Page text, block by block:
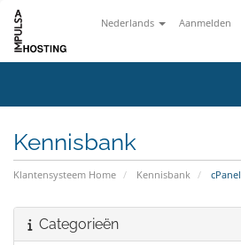
Nederlands Aanmelden
Kennisbank
Klantensysteem Home Kennisbank cPanel
Categorieën